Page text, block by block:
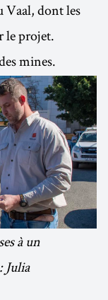
Vaal, dont les
le projet.
mines.
à un
Julia